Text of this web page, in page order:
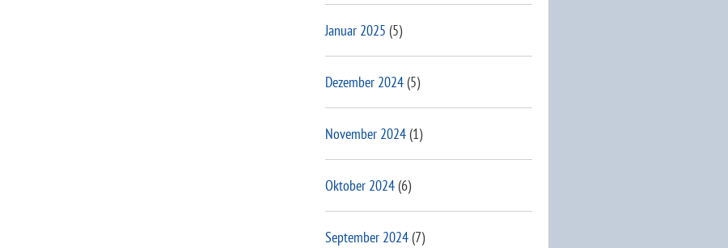
Januar 2025 (5)
Dezember 2024(5)
November 2024(1)
Oktober 2024(6)
September 2024(7)